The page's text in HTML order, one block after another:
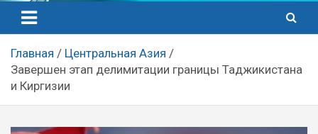
Главная
Центральная Азия
Завершен этап делимитации границы Таджикистана
и Киргизии